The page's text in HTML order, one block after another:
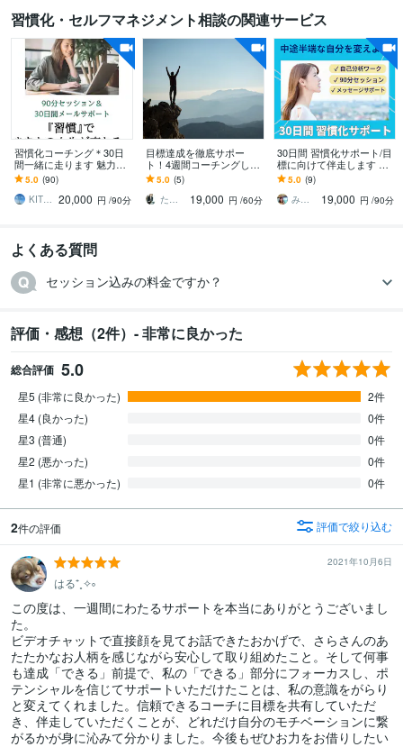
習慣化・セルフマネジメント相談の関連サービス
習慣化コーチング＊30日
間一緒に走ります 魅力発
見セッション(90分)×30日
間のメッセージサポート
5.0 (90)
KITRI（キトリ） 20,000 円 /90分
目標達成を徹底サポー
ト！4週間コーチングしま
す ダイエット/資格取得/自
分磨き/早起き☆達成・継
続サポート
5.0 (5)
たかぎコーチ【習慣化サポーター】
19,000 円 /60分
30日間 習慣化サポート/目
標に向けて伴走します 中
途半端な自分を変えよう/
習慣化コーチによる質の
高いサポート
5.0 (9)
みやび 生き方デザイナー
19,000 円 /90分
よくある質問
セッション込みの料金ですか？
評価・感想（2件）- 非常に良かった
総合評価 5.0
星5 (非常に良かった)
2件
星4 (良かった)
0件
星3 (普通)
0件
星2 (悪かった)
0件
星1 (非常に悪かった)
0件
2件の評価 評価で絞り込む
2021年10月6日
はる⁺˳✧༚
この度は、一週間にわたるサポートを本当にありがとうございまし
た。
ビデオチャットで直接顔を見てお話できたおかげで、さらさんのあ
たたかなお人柄を感じながら安心して取り組めたこと。そして何事
も達成「できる」前提で、私の「できる」部分にフォーカスし、ポ
テンシャルを信じてサポートいただけたことは、私の意識をがらり
と変えてくれました。信頼できるコーチに目標を共有していただ
き、伴走していただくことが、どれだけ自分のモチベーションに繋
がるかが身に沁みて分かりました。今後もぜひお力をお借りしたい